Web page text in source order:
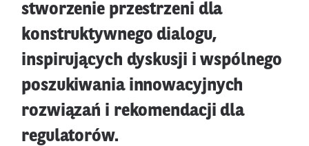
stworzenie przestrzeni dla
konstruktywnego dialogu,
inspirujących dyskusji i wspólnego
poszukiwania innowacyjnych
rozwiązań i rekomendacji dla
regulatorów.